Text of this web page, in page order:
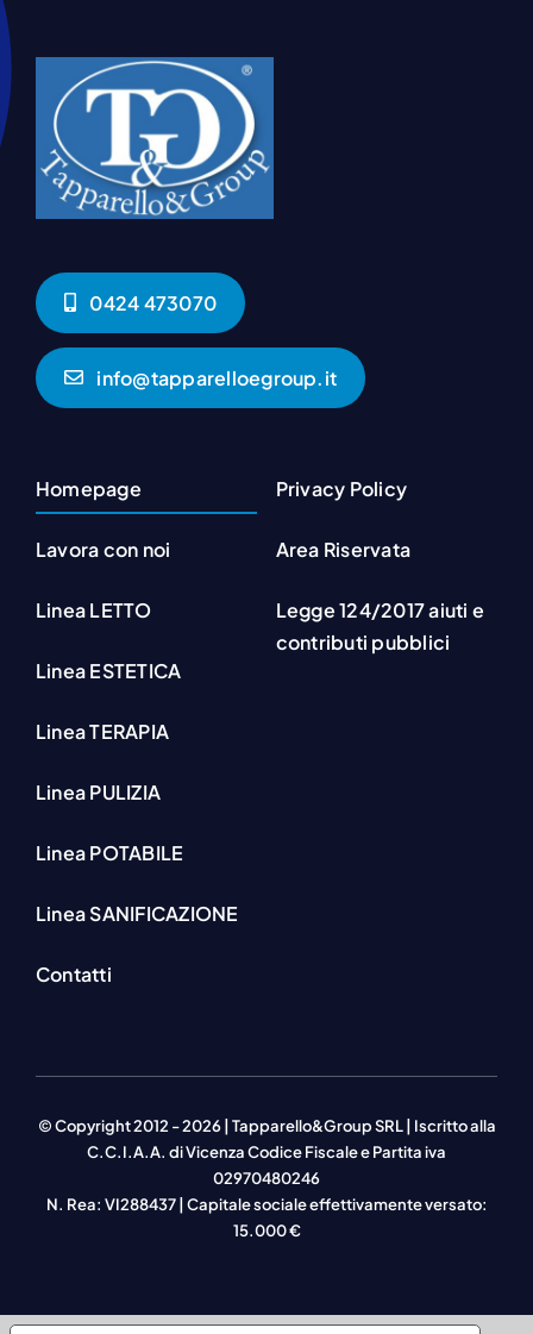
0424 473070
info@tapparelloegroup.it
Homepage
Lavora con noi
Linea LETTO
Linea ESTETICA
Linea TERAPIA
Linea PULIZIA
Linea POTABILE
Linea SANIFICAZIONE
Contatti
Privacy Policy
Area Riservata
Legge 124/2017 aiuti e
contributi pubblici
© Copyright 2012 - 2026 | Tapparello&Group SRL | Iscritto alla
C.C.I.A.A. di Vicenza Codice Fiscale e Partita iva
02970480246
N. Rea: VI288437 | Capitale sociale effettivamente versato:
15.000 €